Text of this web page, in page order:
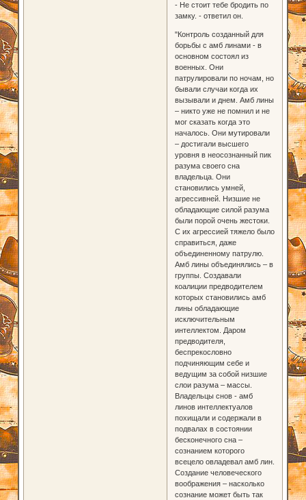
- Не стоит тебе бродить по
замку. - ответил он.
"Контроль созданный для
борьбы с амб линами - в
основном состоял из
военных. Они
патрулировали по ночам, но
бывали случаи когда их
вызывали и днем. Амб лины
– никто уже не помнил и не
мог сказать когда это
началось. Они мутировали
– достигали высшего
уровня в неосознанный пик
разума своего сна
владельца. Они
становились умней,
агрессивней. Низшие не
обладающие силой разума
были порой очень жестоки.
С их агрессией тяжело было
справиться, даже
объединенному патрулю.
Амб лины объединялись – в
группы. Создавали
коалиции предводителем
которых становились амб
лины обладающие
исключительным
интеллектом. Даром
предводителя,
беспрекословно
подчиняющим себе и
ведущим за собой низшие
слои разума – массы.
Владельцы снов - амб
линов интеллектуалов
похищали и содержали в
подвалах в состоянии
бесконечного сна –
сознанием которого
всецело овладевал амб лин.
Создание человеческого
воображения – насколько
сознание может быть так